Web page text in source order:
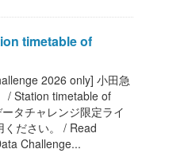
timetable of
2026 only] 小田急
/ Station timetable of
タチャレンジ限定ライ
ください。 / Read
Challenge...